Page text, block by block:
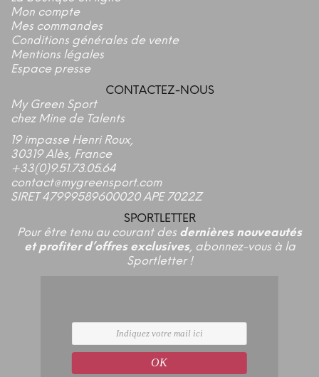
Mon compte
Mes commandes
Conditions générales de vente
Mentions légales
Espace presse
CONTACTEZ-NOUS
My Green Sport
chez Mine de Talents
19 impasse Henri Roux,
30319 Alès, France
+33(0)9.51.73.05.64
contact@mygreensport.com
SIRET 47999589600020 APE 7022Z
SPORTLETTER
Pour être tenu au courant des dernières nouveautés
et profiter d’offres exclusives, abonnez-vous à la
Sportletter !
OK